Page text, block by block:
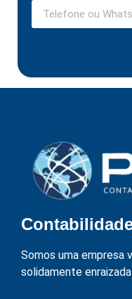
Somos uma empresa
solidamente